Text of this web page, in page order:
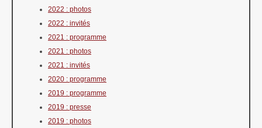
2022 : photos
2022 : invités
2021 : programme
2021 : photos
2021 : invités
2020 : programme
2019 : programme
2019 : presse
2019 : photos